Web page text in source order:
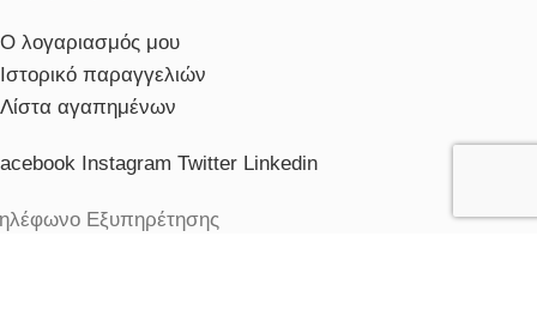
Ο λογαριασμός μου
Ιστορικό παραγγελιών
Λίστα αγαπημένων
Instagram Twitter Linkedin
Εξυπηρέτησης